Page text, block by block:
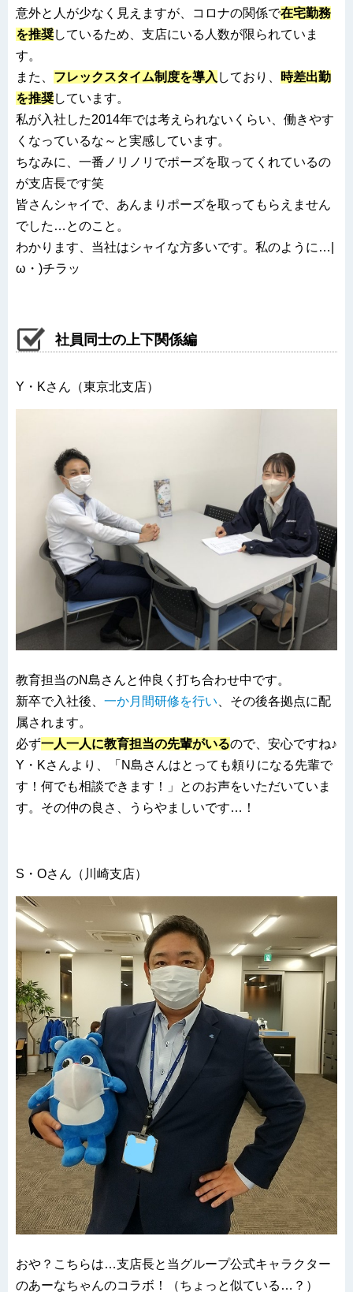
意外と人が少なく見えますが、コロナの関係で在宅勤務
を推奨しているため、支店にいる人数が限られていま
す。
また、 フレックスタイム制度を導入 しており、
時差出勤
を推奨しています。
私が入社した2014年では考えられないくらい、働きやす
くなっているな～と実感しています。
ちなみに、一番ノリノリでポーズを取ってくれているの
が支店長です笑
皆さんシャイで、あんまりポーズを取ってもらえません
でした…とのこと。
わかります、当社はシャイな方多いです。私のように…|
ω・)チラッ
社員同士の上下関係編
Y・Kさん（東京北支店）
教育担当のN島さんと仲良く打ち合わせ中です。
新卒で入社後、 一か月間研修を行い 、その後各拠点に配
属されます。
必ず一人一人に教育担当の先輩がいるので、安心ですね♪
Y・Kさんより、「N島さんはとっても頼りになる先輩で
す！何でも相談できます！」とのお声をいただいていま
す。その仲の良さ、うらやましいです…！
S・Oさん（川崎支店）
おや？こちらは…支店長と当グループ公式キャラクター
のあーなちゃんのコラボ！（ちょっと似ている…？）